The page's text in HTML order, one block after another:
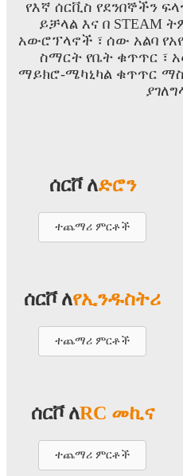
የእኛ ሰርቪስ የደንበኞችን
ይቻላል እና በ STEAM
አውሮፕላኖች ፣ ሰው አልባ
ስማርት የቤት ቁጥጥር ፣
ማይክሮ-ሜካኒካል ቁጥጥር
ሰርቮ ለድሮን
ተጨማሪ ምርቶች
ሰርቮ ለየኢንዱስትሪ
ተጨማሪ ምርቶች
ሰርቮ ለRC መኪና
ተጨማሪ ምርቶች